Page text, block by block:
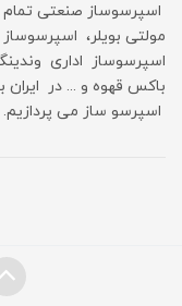
اسپرسوساز صنعتی
مولتی بویلر،
اسپرسوساز اداری
باکس قهوه و ... در
اسپرسو ساز می پردازیم.